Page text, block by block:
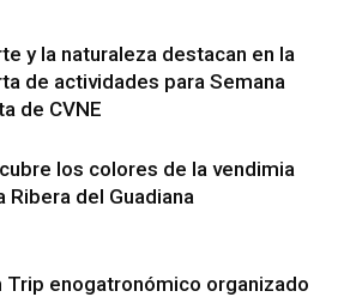
y la naturaleza destacan en la
de actividades para Semana
de CVNE
los colores de la vendimia
Ribera del Guadiana
Trip enogatronómico organizado